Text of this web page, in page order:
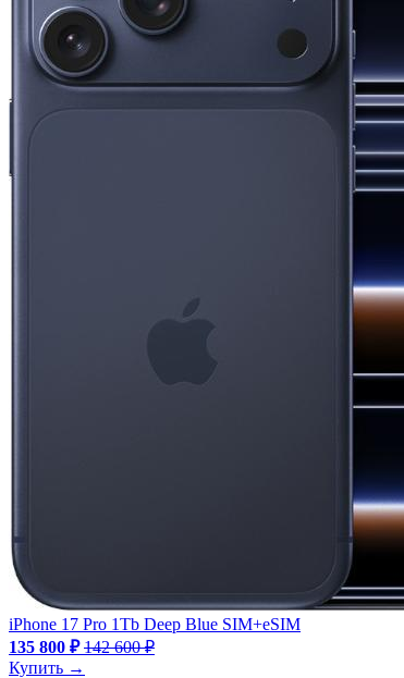
iPhone 17 Pro 1Tb Deep Blue SIM+eSIM
135 800 ₽ 142 600 ₽
Купить →